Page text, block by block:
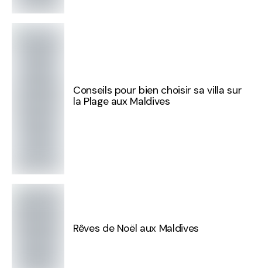
Conseils pour bien choisir sa villa sur
la Plage aux Maldives
Rêves de Noël aux Maldives